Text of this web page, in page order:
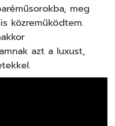
meg
közreműködtem.
azt a luxust,